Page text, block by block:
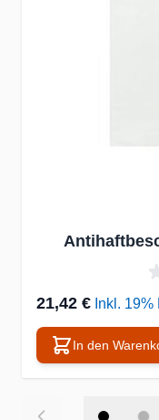
21,42 € Inkl. 19%
In den